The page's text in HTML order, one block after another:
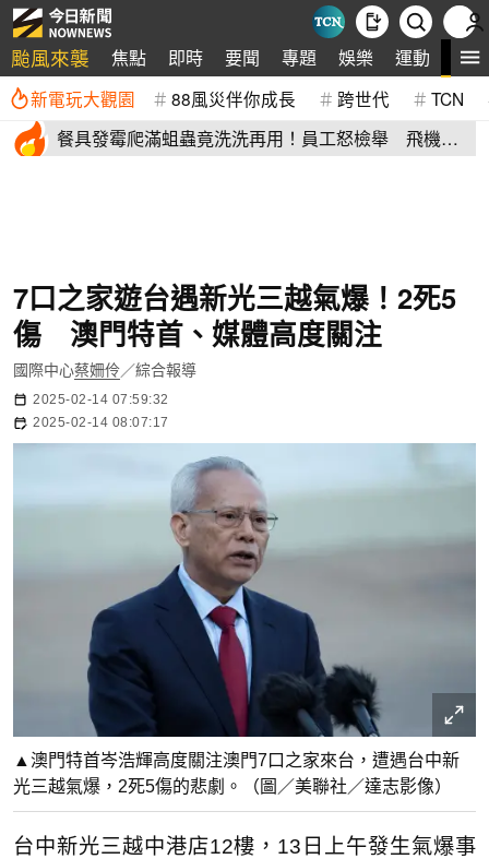
颱風來襲 焦點 即時 要聞 專題 娛樂 運動 全
新電玩大觀園 88風災伴你成長 跨世代 TCN
餐具發霉爬滿蛆蟲竟洗洗再用！員工怒檢舉 飛機餐
7口之家遊台遇新光三越氣爆！2死5
傷 澳門特首、媒體高度關注
國際中心蔡姍伶／綜合報導
2025-02-14 07:59:32
2025-02-14 08:07:17
▲澳門特首岑浩輝高度關注澳門7口之家來台，遭遇台中新
光三越氣爆，2死5傷的悲劇。（圖／美聯社／達志影像）
台中新光三越中港店12樓，13日上午發生氣爆事